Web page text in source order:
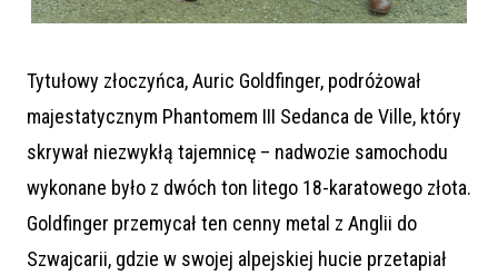
Tytułowy złoczyńca, Auric Goldfinger, podróżował
majestatycznym Phantomem III Sedanca de Ville, który
skrywał niezwykłą tajemnicę – nadwozie samochodu
wykonane było z dwóch ton litego 18-karatowego złota.
Goldfinger przemycał ten cenny metal z Anglii do
Szwajcarii, gdzie w swojej alpejskiej hucie przetapiał